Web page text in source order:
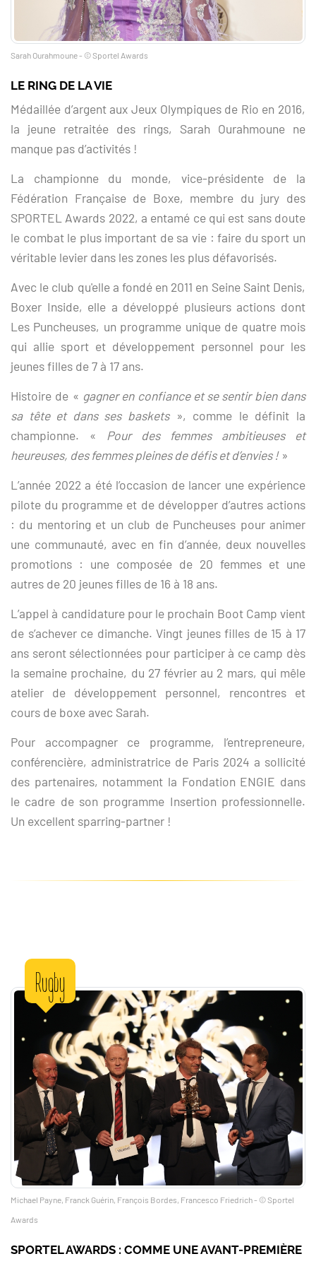
Sarah Ourahmoune - © Sportel Awards
LE RING DE LA VIE
Médaillée d’argent aux Jeux Olympiques de Rio en 2016,
la jeune retraitée des rings, Sarah Ourahmoune ne
manque pas d’activités !
La championne du monde, vice-présidente de la
Fédération Française de Boxe, membre du jury des
SPORTEL Awards 2022, a entamé ce qui est sans doute
le combat le plus important de sa vie : faire du sport un
véritable levier dans les zones les plus défavorisés.
Avec le club qu'elle a fondé en 2011 en Seine Saint Denis,
Boxer Inside, elle a développé plusieurs actions dont
Les Puncheuses, un programme unique de quatre mois
qui allie sport et développement personnel pour les
jeunes filles de 7 à 17 ans.
Histoire de « gagner en confiance et se sentir bien dans
sa tête et dans ses baskets», comme le définit la
championne. « Pour des femmes ambitieuses et
heureuses, des femmes pleines de défis et d’envies !»
L’année 2022 a été l’occasion de lancer une expérience
pilote du programme et de développer d’autres actions
: du mentoring et un club de Puncheuses pour animer
une communauté, avec en fin d’année, deux nouvelles
promotions : une composée de 20 femmes et une
autres de 20 jeunes filles de 16 à 18 ans.
L’appel à candidature pour le prochain Boot Camp vient
de s’achever ce dimanche. Vingt jeunes filles de 15 à 17
ans seront sélectionnées pour participer à ce camp dès
la semaine prochaine, du 27 février au 2 mars, qui mêle
atelier de développement personnel, rencontres et
cours de boxe avec Sarah.
Pour accompagner ce programme, l’entrepreneure,
conférencière, administratrice de Paris 2024 a sollicité
des partenaires, notamment la Fondation ENGIE dans
le cadre de son programme Insertion professionnelle.
Un excellent sparring-partner !
Michael Payne, Franck Guérin, François Bordes, Francesco Friedrich - © Sportel
Awards
Rugby
SPORTEL AWARDS : COMME UNE AVANT-PREMIÈRE